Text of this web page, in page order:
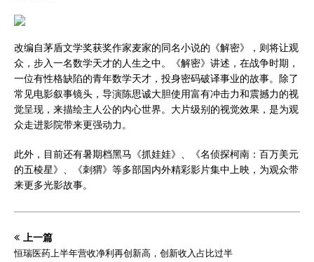
改编自茅盾文学奖获奖作家麦家的同名小说的《解密》，则将让观
众，步入一名数学天才的人生之中。《解密》讲述，在战争时期，
一位有性格缺陷的青年数学天才，投身密码破译事业的故事。除了
常见电影叙事镜头，导演陈思诚大胆使用富有冲击力和震撼力的视
觉呈现，来描绘主人公的内心世界。大片级别的视觉效果，是为观
众走进影院带来更强动力。
此外，目前还有暑期档黑马《抓娃娃》、《名侦探柯南：百万美元
的五棱星》、《刺猬》等多部国内外精彩影片集中上映，为观众带
来更多光影故事。
上一篇
恒瑞医药上半年营收净利再创新高，创新收入占比过半